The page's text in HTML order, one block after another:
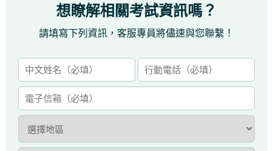
想瞭解相關考試資訊嗎？
請填寫下列資訊，客服專員將儘速與您聯繫！